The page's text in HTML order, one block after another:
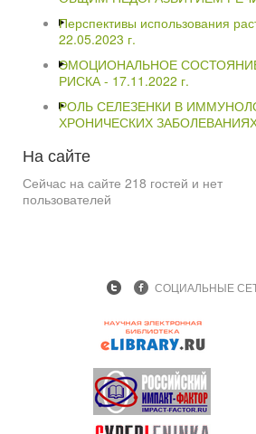
Перспективы использования
22.05.2023 г.
ЭМОЦИОНАЛЬНОЕ
РИСКА - 17.11.2022 г.
РОЛЬ СЕЛЕЗЕНКИ В
ХРОНИЧЕСКИХ
На сайте
Сейчас на сайте 218 гостей и нет
пользователей
СОЦИАЛЬНЫЕ